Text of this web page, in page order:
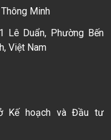
Minh
Lê Duẩn, Phường Bến
Việt Nam
Kế hoạch và Đầu tư